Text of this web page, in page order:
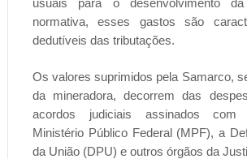
normativa, esses gastos são
dedutíveis das tributações.
Os valores suprimidos pela Samarco,
da mineradora, decorrem das
acordos judiciais assinados com
Ministério Público Federal (MPF), a
da União (DPU) e outros órgãos da